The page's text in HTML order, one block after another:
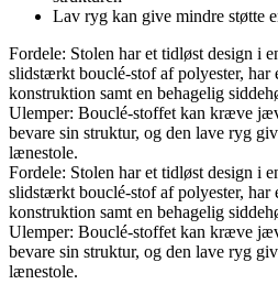
Lav ryg kan give mindre støtte
Fordele: Stolen har et tidløst design i
slidstærkt bouclé-stof af polyester, har
konstruktion samt en behagelig
Ulemper: Bouclé-stoffet kan kræve
bevare sin struktur, og den lave ryg
lænestole.
Fordele: Stolen har et tidløst design i
slidstærkt bouclé-stof af polyester, har
konstruktion samt en behagelig
Ulemper: Bouclé-stoffet kan kræve
bevare sin struktur, og den lave ryg
lænestole.